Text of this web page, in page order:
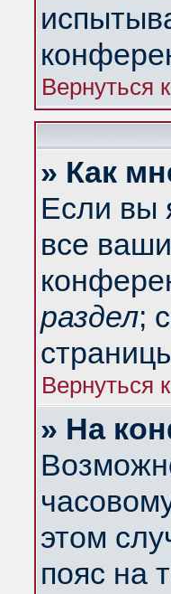
Вернуться
» Как
Если вы
все
раздел;
Вернуться
» На
этом
пояс на